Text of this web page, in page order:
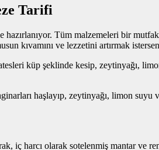
Tarifi
Tüm malzemeleri bir
kıvamını ve lezzetini artırmak
küp şeklinde kesip, zeytinyağı,
haşlayıp, zeytinyağı, limon
iç harcı olarak sotelenmiş mantar